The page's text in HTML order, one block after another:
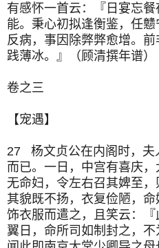
有感怀一首云：『日宴忘
能。秉心初拟逢衡鉴，任
反病，事因除弊弊愈增。
践薄冰。』（顾清撰年谱）
卷之三
【宠遇】
27 杨文贞公在内阁时，夫
而已。一日，中宫有喜庆
无命妇，令左右召其婢至
其貌既不扬，衣复俭陋，
饰衣服而遣之，且笑云：『
翼日，命所司如制封之，不